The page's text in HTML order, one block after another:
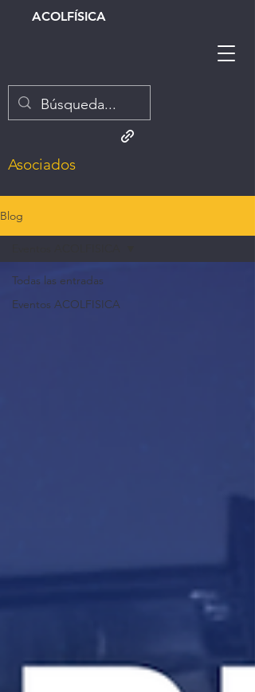
Asociados
ACOLFÍSICA
Blog
Todas las entradas
Eventos ACOLFISICA